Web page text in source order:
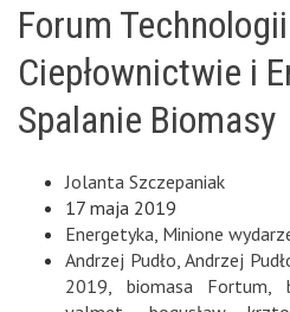
Forum
Ciepłownictwie i
Spalanie Biomasy
Jolanta Szczepaniak
17 maja 2019
Energetyka, Minione
Andrzej Pudło, Andrzej
2019, biomasa Fortum,